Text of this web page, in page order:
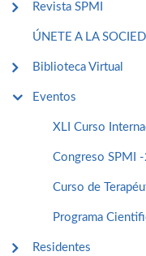
Revista SPMI
ÚNETE A LA
Biblioteca Virtual
Eventos
XLI Curso
Congreso SPMI
Curso de
Programa
Residentes